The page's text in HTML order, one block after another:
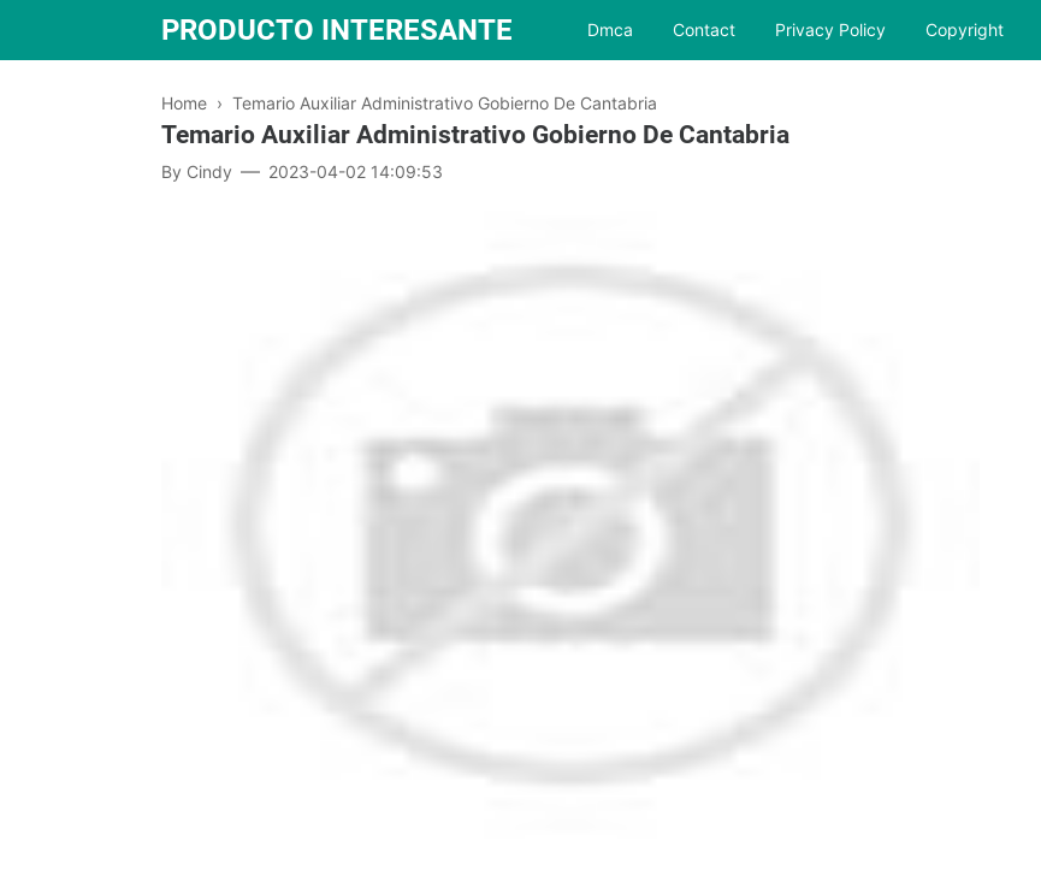
PRODUCTO INTERESANTE Dmca Contact Privacy Policy Copyright
Home › Temario Auxiliar Administrativo Gobierno De Cantabria
Temario Auxiliar Administrativo Gobierno De Cantabria
By Cindy 2023-04-02 14:09:53